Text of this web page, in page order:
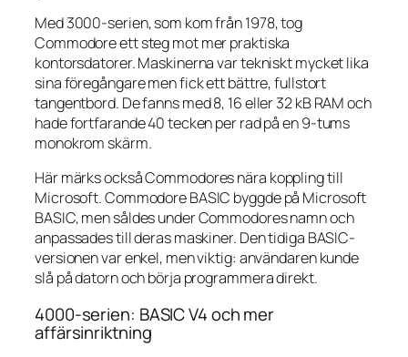
Med 3000-serien, som kom från 1978, tog
Commodore ett steg mot mer praktiska
kontorsdatorer. Maskinerna var tekniskt mycket lika
sina föregångare men fick ett bättre, fullstort
tangentbord. De fanns med 8, 16 eller 32 kB RAM och
hade fortfarande 40 tecken per rad på en 9-tums
monokrom skärm.
Här märks också Commodores nära koppling till
Microsoft. Commodore BASIC byggde på Microsoft
BASIC, men såldes under Commodores namn och
anpassades till deras maskiner. Den tidiga BASIC-
versionen var enkel, men viktig: användaren kunde
slå på datorn och börja programmera direkt.
4000-serien: BASIC V4 och mer
affärsinriktning